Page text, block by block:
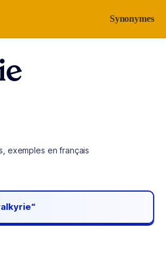
Synonymes
exemples en français